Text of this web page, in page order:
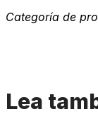
Categoría de
Lea